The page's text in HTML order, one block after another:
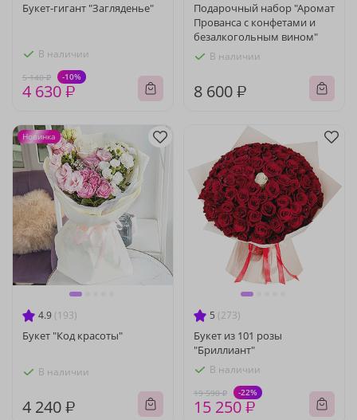
Букет-гигант "Загляденье"
В наличии
5 140 ₽ -10%
4 630 ₽
Подарочный набор "Аромат
Прованса с конфетами и
безалкогольным вином"
В наличии
8 600 ₽
4.9 (193)
Букет "Код красоты"
В наличии
4 240 ₽
Новинка
5 (273)
Букет из 101 розы
"Бриллиант"
В наличии
19 590 ₽ -22%
15 250 ₽